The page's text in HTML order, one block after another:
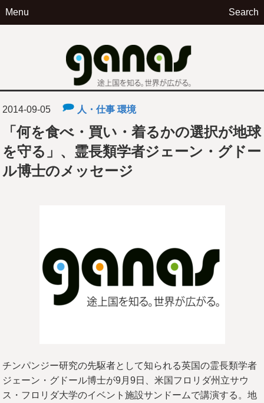
Menu Search
2014-09-05 人・仕事 環境
「何を食べ・買い・着るかの選択が地球
を守る」、霊長類学者ジェーン・グドー
ル博士のメッセージ
チンパンジー研究の先駆者として知られる英国の霊長類学者
ジェーン・グドール博士が9月9日、米国フロリダ州立サウ
ス・フロリダ大学のイベント施設サンドームで講演する。地